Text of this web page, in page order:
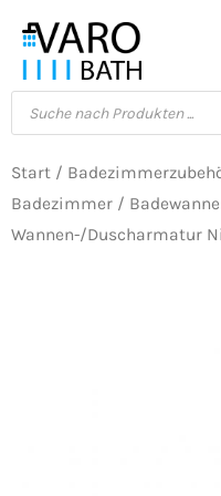
Inhalt
springen
Products
search
Start /
Badezimmer /
Wannen-/Duscharmatur